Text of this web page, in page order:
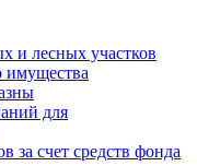
и лесных участков
имущества
для
за счет средств фонда